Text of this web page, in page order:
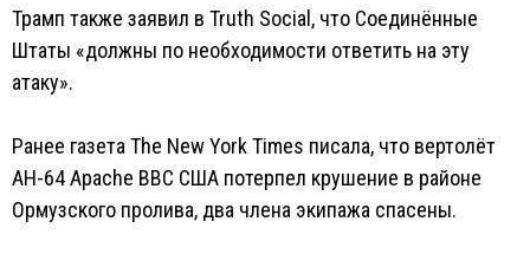
Трамп также заявил в Truth Social, что Соединённые
Штаты «должны по необходимости ответить на эту
атаку».
Ранее газета The New York Times писала, что вертолёт
AH-64 Apache ВВС США потерпел крушение в районе
Ормузского пролива, два члена экипажа спасены.